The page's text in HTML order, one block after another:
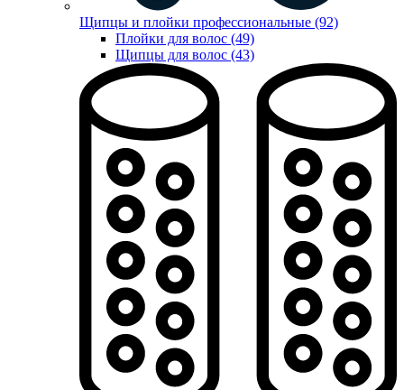
Щипцы и плойки профессиональные (92)
Плойки для волос (49)
Щипцы для волос (43)